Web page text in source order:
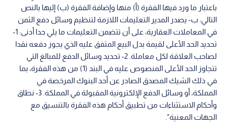
باعتبار ما ورد فيها الفقرة (أ) منها وإضافة الفقرة (ب) إليها بالنص
التالي: ب- يصدر المدير التعليمات اللازمة لتنظيم وسائل دفع الثمن
في المعاملات العقارية، على أن تتضمن التعليمات ما يلي حدا أدنى: 1-
تحديد الحد الأعلى لقيمة بدل البيع المتفق عليه الذي يجوز دفعه نقدا
لصاحب العلاقة لكل معاملة. 2- تحديد وسائل الدفع للمبالغ التي
تتجاوز الحد الأعلى المنصوص عليه في البند (1) من هذه الفقرة، بما
في ذلك الشيك المصدق الصادر عن أحد البنوك المرخصة في
المملكة، أو وسائل الدفع الإلكترونية المقبولة في المملكة. 3- نطاق
وأحكام الاستثناءات من تطبيق أحكام هذه الفقرة بالتنسيق مع
الجهات المعنية".